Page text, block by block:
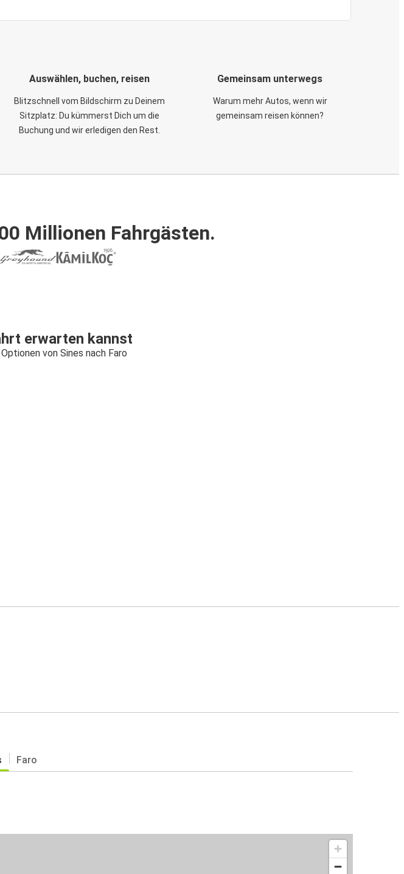
Auswählen, buchen, reisen
Blitzschnell vom Bildschirm zu Deinem
Sitzplatz: Du kümmerst Dich um die
Buchung und wir erledigen den Rest.
Gemeinsam unterwegs
Warum mehr Autos, wenn wir
gemeinsam reisen können?
Millionen Fahrgästen.
erwarten kannst
von Sines nach Faro
Faro